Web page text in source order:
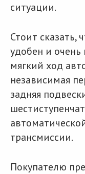
ситуации.
Стоит сказать,
удобен и очень
мягкий ход
независимая
задняя
трансмиссии.
Покупателю